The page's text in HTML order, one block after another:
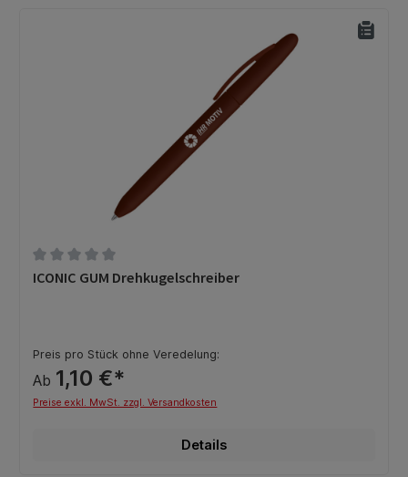
Durchschnittliche Bewertung von 0 von 5 Sternen
ICONIC GUM Drehkugelschreiber
Preis pro Stück ohne Veredelung:
Ab 1,10 €*
Preise exkl. MwSt. zzgl. Versandkosten
Details